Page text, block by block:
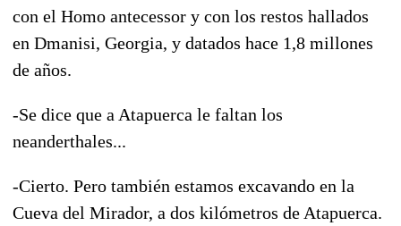
con el Homo antecessor y con los restos hallados
en Dmanisi, Georgia, y datados hace 1,8 millones
de años.
-Se dice que a Atapuerca le faltan los
neanderthales...
-Cierto. Pero también estamos excavando en la
Cueva del Mirador, a dos kilómetros de Atapuerca.